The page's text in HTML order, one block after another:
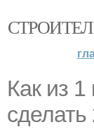
Как из
сделать